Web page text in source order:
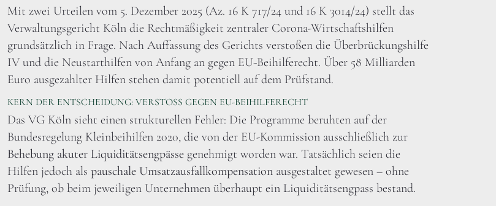
Mit zwei Urteilen vom 5. Dezember 2025 (Az. 16 K 717/24 und 16 K 3014/24) stellt das
Verwaltungsgericht Köln die Rechtmäßigkeit zentraler Corona-Wirtschaftshilfen
grundsätzlich in Frage. Nach Auffassung des Gerichts verstoßen die Überbrückungshilfe
IV und die Neustarthilfen von Anfang an gegen EU-Beihilferecht. Über 58 Milliarden
Euro ausgezahlter Hilfen stehen damit potentiell auf dem Prüfstand.
KERN DER ENTSCHEIDUNG: VERSTOSS GEGEN EU-BEIHILFERECHT
Das VG Köln sieht einen strukturellen Fehler: Die Programme beruhten auf der
Bundesregelung Kleinbeihilfen 2020, die von der EU-Kommission ausschließlich zur
Behebung akuter Liquiditätsengpässegenehmigt worden war. Tatsächlich seien die
Hilfen jedoch als pauschale Umsatzausfallkompensationausgestaltet gewesen – ohne
Prüfung, ob beim jeweiligen Unternehmen überhaupt ein Liquiditätsengpass bestand.